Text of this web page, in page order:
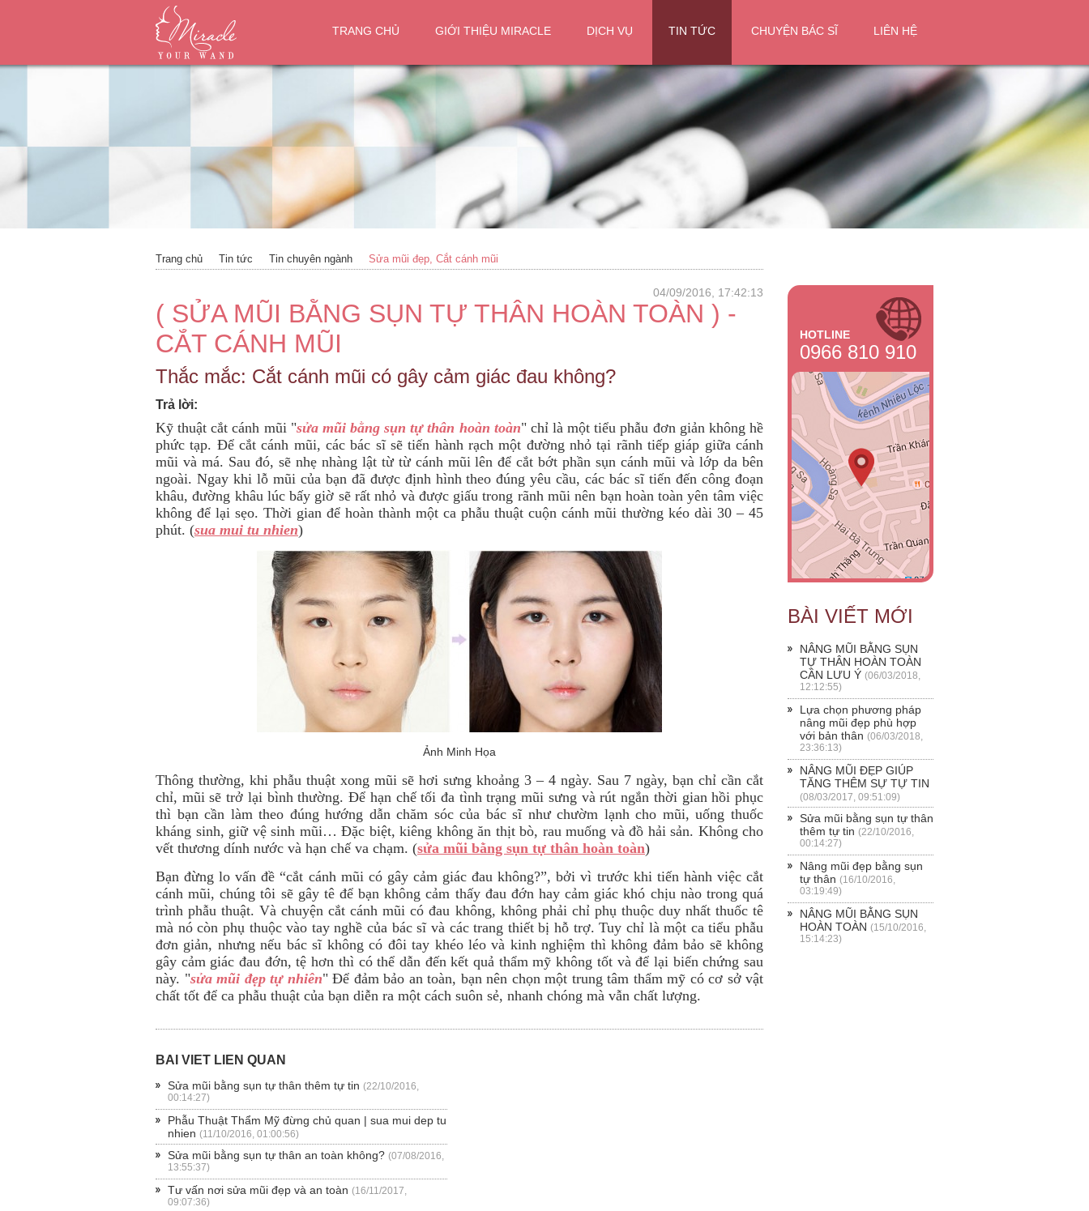
TRANG CHỦ GIỚI THIỆU MIRACLE DỊCH VỤ TIN TỨC CHUYỆN BÁC SĨ LIÊN HỆ
Trang chủ Tin tức Tin chuyên ngành Sửa mũi đẹp, Cắt cánh mũi
04/09/2016, 17:42:13
( SỬA MŨI BẰNG SỤN TỰ THÂN HOÀN TOÀN ) -
CẮT CÁNH MŨI
Thắc mắc: Cắt cánh mũi có gây cảm giác đau không?
Trả lời:
Kỹ thuật cắt cánh mũi "sửa mũi bằng sụn tự thân hoàn toàn" chỉ là một tiểu phẫu đơn giản không hề
phức tạp. Để cắt cánh mũi, các bác sĩ sẽ tiến hành rạch một đường nhỏ tại rãnh tiếp giáp giữa cánh
mũi và má. Sau đó, sẽ nhẹ nhàng lật từ từ cánh mũi lên để cắt bớt phần sụn cánh mũi và lớp da bên
ngoài. Ngay khi lỗ mũi của bạn đã được định hình theo đúng yêu cầu, các bác sĩ tiến đến công đoạn
khâu, đường khâu lúc bấy giờ sẽ rất nhỏ và được giấu trong rãnh mũi nên bạn hoàn toàn yên tâm việc
không để lại sẹo. Thời gian để hoàn thành một ca phẫu thuật cuộn cánh mũi thường kéo dài 30 – 45
phút. (sua mui tu nhien)
Ảnh Minh Họa
Thông thường, khi phẫu thuật xong mũi sẽ hơi sưng khoảng 3 – 4 ngày. Sau 7 ngày, bạn chỉ cần cắt
chỉ, mũi sẽ trở lại bình thường. Để hạn chế tối đa tình trạng mũi sưng và rút ngắn thời gian hồi phục
thì bạn cần làm theo đúng hướng dẫn chăm sóc của bác sĩ như chườm lạnh cho mũi, uống thuốc
kháng sinh, giữ vệ sinh mũi… Đặc biệt, kiêng không ăn thịt bò, rau muống và đồ hải sản. Không cho
vết thương dính nước và hạn chế va chạm. (sửa mũi bằng sụn tự thân hoàn toàn)
Bạn đừng lo vấn đề “cắt cánh mũi có gây cảm giác đau không?”, bởi vì trước khi tiến hành việc cắt
cánh mũi, chúng tôi sẽ gây tê để bạn không cảm thấy đau đớn hay cảm giác khó chịu nào trong quá
trình phẫu thuật. Và chuyện cắt cánh mũi có đau không, không phải chỉ phụ thuộc duy nhất thuốc tê
mà nó còn phụ thuộc vào tay nghề của bác sĩ và các trang thiết bị hỗ trợ. Tuy chỉ là một ca tiểu phẫu
đơn giản, nhưng nếu bác sĩ không có đôi tay khéo léo và kinh nghiệm thì không đảm bảo sẽ không
gây cảm giác đau đớn, tệ hơn thì có thể dẫn đến kết quả thẩm mỹ không tốt và để lại biến chứng sau
này. "sửa mũi đẹp tự nhiên" Để đảm bảo an toàn, bạn nên chọn một trung tâm thẩm mỹ có cơ sở vật
chất tốt để ca phẫu thuật của bạn diễn ra một cách suôn sẻ, nhanh chóng mà vẫn chất lượng.
BÀI VIẾT LIÊN QUAN
Sửa mũi bằng sụn tự thân thêm tự tin (22/10/2016,
00:14:27)
Phẫu Thuật Thẩm Mỹ đừng chủ quan | sua mui dep tu
nhien (11/10/2016, 01:00:56)
Sửa mũi bằng sụn tự thân an toàn không? (07/08/2016,
13:55:37)
Tư vấn nơi sửa mũi đẹp và an toàn (16/11/2017,
09:07:36)
HOTLINE
0966 810 910
BÀI VIẾT MỚI
NÂNG MŨI BẰNG SỤN
TỰ THÂN HOÀN TOÀN
CẦN LƯU Ý (06/03/2018,
12:12:55)
Lựa chọn phương pháp
nâng mũi đẹp phù hợp
với bản thân (06/03/2018,
23:36:13)
NÂNG MŨI ĐẸP GIÚP
TĂNG THÊM SỰ TỰ TIN
(08/03/2017, 09:51:09)
Sửa mũi bằng sụn tự thân
thêm tự tin (22/10/2016,
00:14:27)
Nâng mũi đẹp bằng sụn
tự thân (16/10/2016,
03:19:49)
NÂNG MŨI BẰNG SỤN
HOÀN TOÀN (15/10/2016,
15:14:23)